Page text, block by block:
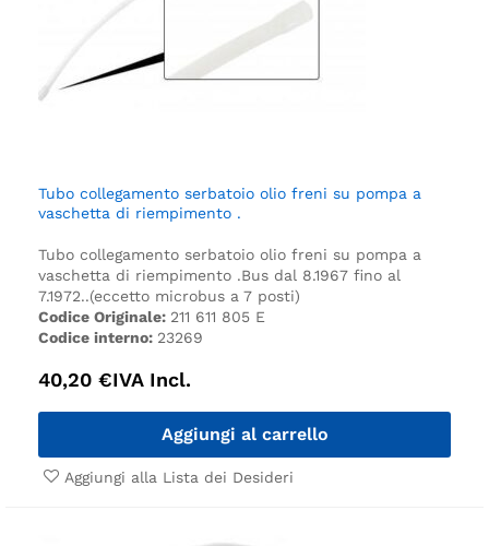
Tubo collegamento serbatoio olio freni su pompa a
vaschetta di riempimento .
Tubo collegamento serbatoio olio freni su pompa a
vaschetta di riempimento .Bus dal 8.1967 fino al
7.1972..(eccetto microbus a 7 posti)
Codice Originale: 211 611 805 E
Codice interno: 23269
40,20 €IVA Incl.
Aggiungi al carrello
Aggiungi alla Lista dei Desideri